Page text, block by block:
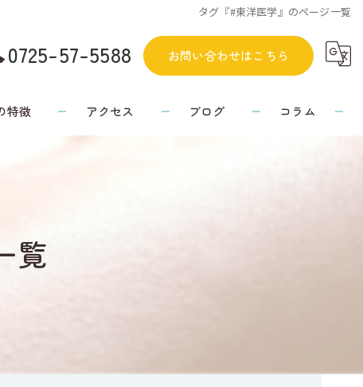
タグ『#東洋医学』のページ一覧
0725-57-5588 お問い合わせはこちら
特徴 アクセス ブログ コラム
覧